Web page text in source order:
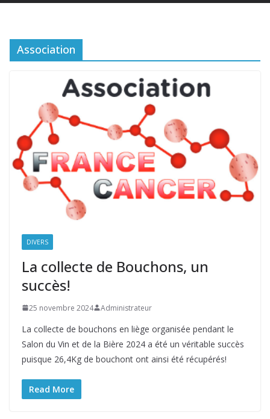
Association
DIVERS
La collecte de Bouchons, un
succès!
25 novembre 2024 Administrateur
La collecte de bouchons en liège organisée pendant le
Salon du Vin et de la Bière 2024 a été un véritable succès
puisque 26,4Kg de bouchont ont ainsi été récupérés!
Read More